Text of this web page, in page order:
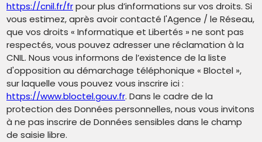
https://cnil.fr/frpour plus d’informations sur vos droits. Si
vous estimez, après avoir contacté l'Agence / le Réseau,
que vos droits « Informatique et Libertés » ne sont pas
respectés, vous pouvez adresser une réclamation à la
CNIL. Nous vous informons de l’existence de la liste
d'opposition au démarchage téléphonique « Bloctel »,
sur laquelle vous pouvez vous inscrire ici :
https://www.bloctel.gouv.fr. Dans le cadre de la
protection des Données personnelles, nous vous invitons
à ne pas inscrire de Données sensibles dans le champ
de saisie libre.